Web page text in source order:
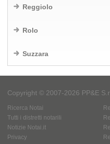
Reggiolo
Rolo
Suzzara
Copyright © 2007-2026 PP&E
Ricerca Notai
Tutti i distretti notarili
Notizie Notai.it
Privacy